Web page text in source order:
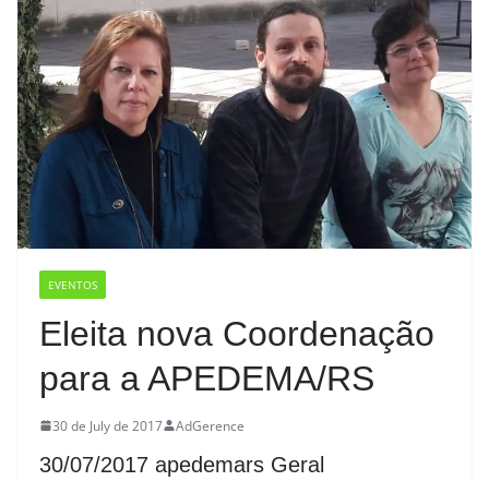
EVENTOS
Eleita nova Coordenação
para a APEDEMA/RS
30 de July de 2017 AdGerence
30/07/2017 apedemars Geral